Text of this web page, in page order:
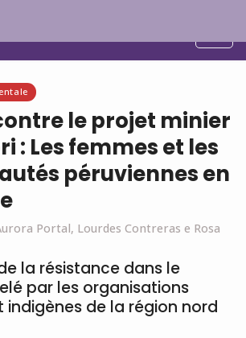
le projet minier
: Les femmes et les
péruviennes en
Portal, Lourdes Contreras e Rosa
la résistance dans le
par les organisations
indigènes de la région nord